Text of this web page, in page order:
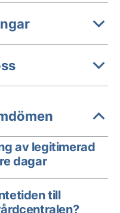
av legitimerad
dagar
till